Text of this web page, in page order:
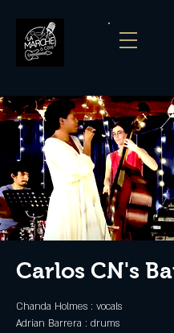
Carlos CN's
Chanda Holmes : vocals
Adrian Barrera : drums